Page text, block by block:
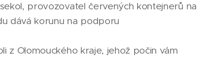
provozovatel červených kontejnerů na
dává korunu na podporu
z Olomouckého kraje, jehož počin vám